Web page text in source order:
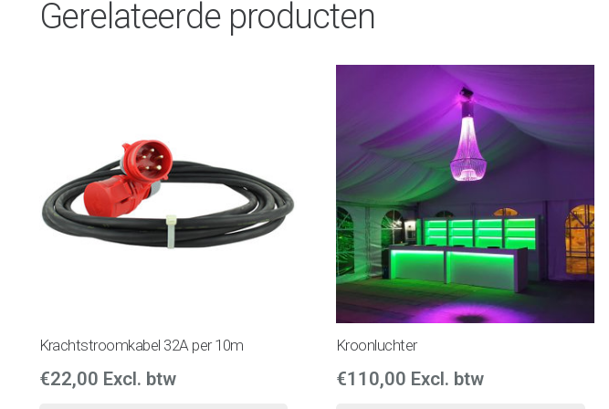
Gerelateerde producten
Krachtstroomkabel 32A per 10m
€22,00 Excl. btw
Kroonluchter
€110,00 Excl. btw